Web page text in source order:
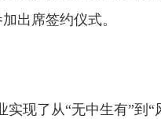
出 席签约仪式。
现了从“无中生有”到“